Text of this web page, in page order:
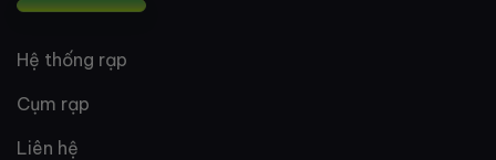
Hệ thống rạp
Cụm rạp
Liên hệ